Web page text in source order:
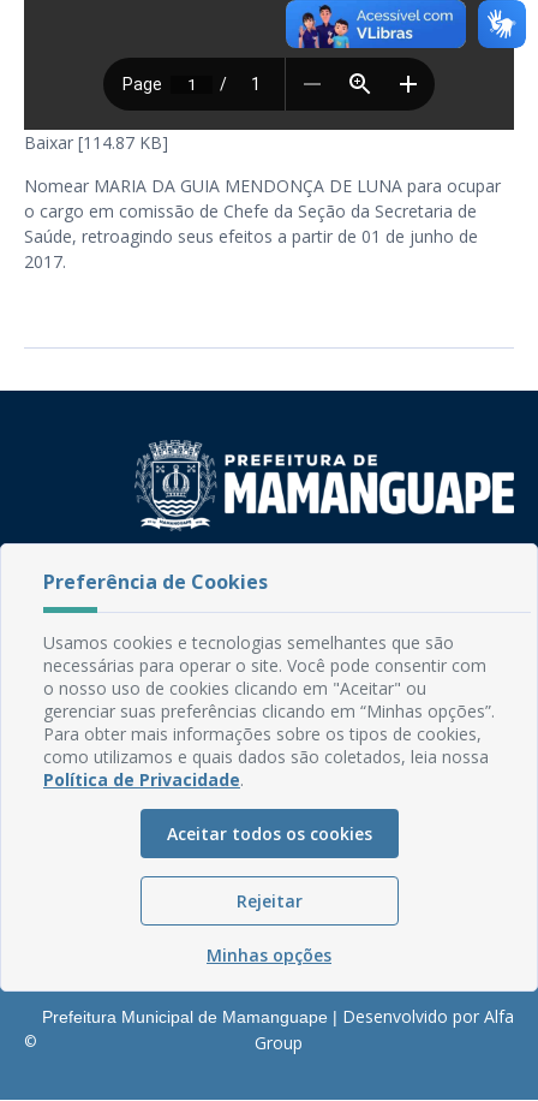
Baixar [114.87 KB]
Nomear MARIA DA GUIA MENDONÇA DE LUNA para ocupar
o cargo em comissão de Chefe da Seção da Secretaria de
Saúde, retroagindo seus efeitos a partir de 01 de junho de
2017.
CEP: 58.280-000 - Mamanguape/PB
Fone: (83) 3292-2246
Email: comunicacao@mamanguape.pb.gov.br
Expediente: Segunda à Sexta, das 08h às 13h
Mapa do Site
Perguntas frequentes
Glossário
Serviços Internos
©
Prefeitura Municipal de Mamanguape | Desenvolvido por Alfa
Group
Preferência de Cookies
Usamos cookies e tecnologias semelhantes que são
necessárias para operar o site. Você pode consentir com
o nosso uso de cookies clicando em "Aceitar" ou
gerenciar suas preferências clicando em “Minhas opções”.
Para obter mais informações sobre os tipos de cookies,
como utilizamos e quais dados são coletados, leia nossa
Política de Privacidade.
Aceitar todos os cookies
Rejeitar
Minhas opções